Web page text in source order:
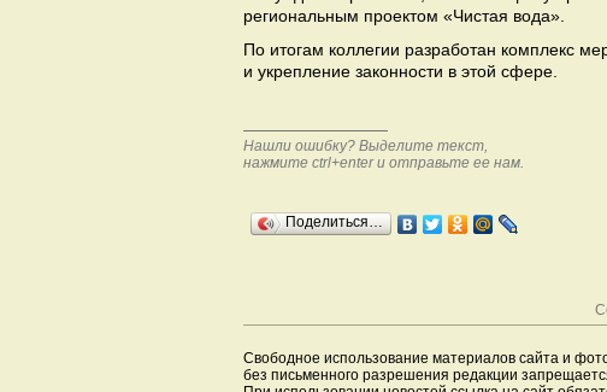
региональным проектом «Чистая вода».
По итогам коллегии разработан комплекс
и укрепление законности в этой сфере.
Нашли ошибку? Выделите текст,
нажмите ctrl+enter и отправьте ее нам.
Поделиться…
Свободное использование материалов сайта и
без письменного разрешения редакции